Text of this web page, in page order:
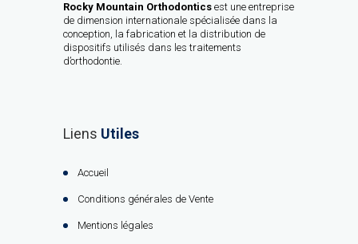
Rocky Mountain Orthodontics est une entreprise
de dimension internationale spécialisée dans la
conception, la fabrication et la distribution de
dispositifs utilisés dans les traitements
d’orthodontie.
Liens Utiles
Accueil
Conditions générales de Vente
Mentions légales